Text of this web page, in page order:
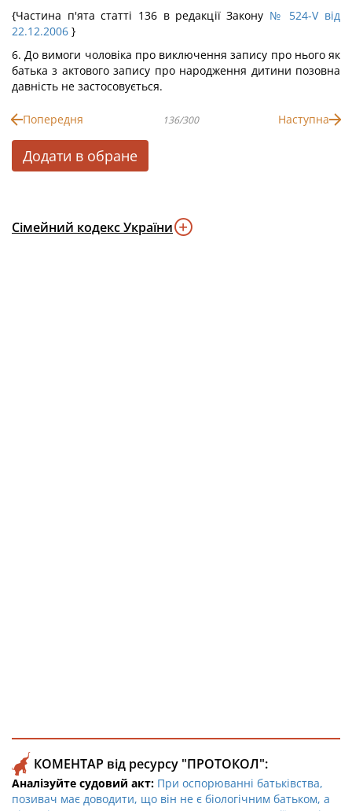
{Частина п'ята статті 136 в редакції Закону № 524-V від
22.12.2006 }
6. До вимоги чоловіка про виключення запису про нього як
батька з актового запису про народження дитини позовна
давність не застосовується.
Попередня 136/300 Наступна
Додати в обране
Сімейний кодекс України
КОМЕНТАР від ресурсу "ПРОТОКОЛ":
Аналізуйте судовий акт: При оспорюванні батьківства,
позивач має доводити, що він не є біологічним батьком, а